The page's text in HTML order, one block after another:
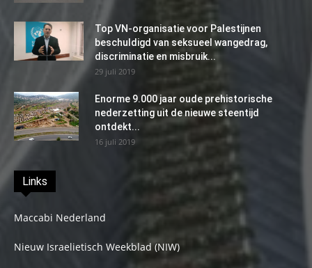
Top VN-organisatie voor Palestijnen
beschuldigd van seksueel wangedrag,
discriminatie en misbruik...
29 juli 2019
Enorme 9.000 jaar oude prehistorische
nederzetting uit de nieuwe steentijd
ontdekt...
16 juli 2019
Links
Maccabi Nederland
Nieuw Israelietisch Weekblad (NIW)